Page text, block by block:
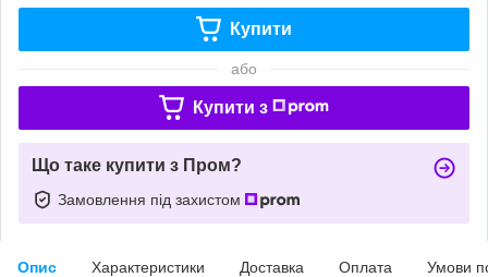
Купити
або
Купити з
Що таке купити з Пром?
Замовлення під захистом
Опис Характеристики Доставка Оплата Умови